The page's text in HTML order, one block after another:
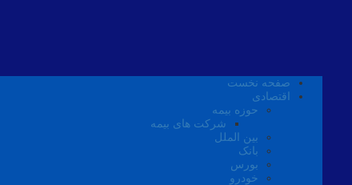
صفحه نخست
اقتصادی
حوزه بیمه
شرکت های بیمه
بین الملل
بانک
بورس
خودرو